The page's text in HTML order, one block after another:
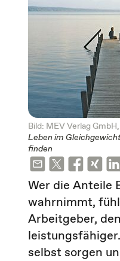
Bild: MEV Verlag
Leben im
finden
Wer die Anteile
wahrnimmt,
Arbeitgeber,
selbst sorgen